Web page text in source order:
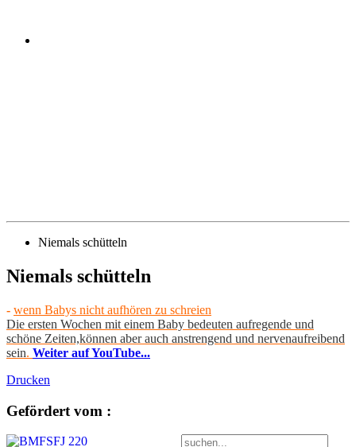
Niemals schütteln
Niemals schütteln
- wenn Babys nicht aufhören zu schreien
Die ersten Wochen mit einem Baby bedeuten aufregende und
schöne Zeiten,können aber auch anstrengend und nervenaufreibend
sein. Weiter auf YouTube...
Drucken
Gefördert vom :